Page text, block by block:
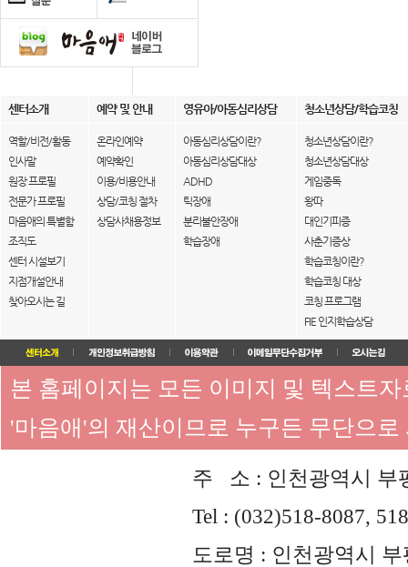
센터소개 예약 및 안내 영유아/아동심리상담 청소년상담/학습코칭
역할/비전/활동
인사말
원장 프로필
전문가 프로필
마음애의 특별함
조직도
센터 시설보기
지점개설안내
찾아오시는 길
온라인예약
예약확인
이용/비용안내
상담/코칭 절차
상담사채용정보
아동심리상담이란?
아동심리상담대상
ADHD
틱장애
분리불안장애
학습장애
청소년상담이란?
청소년상담대상
게임중독
왕따
대인기피증
사춘기증상
학습코칭이란?
학습코칭 대상
코칭 프로그램
FIE 인지학습상담
본 홈페이지는 모든 이미지 및 텍스트
'마음애'의 재산이므로 누구든 무단으
주 소 : 인천광역시 부
Tel : (032)518-8087,
도로명 : 인천광역시